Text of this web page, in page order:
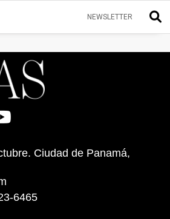
NEWSLETTER
Ciudad de Panamá,
6465